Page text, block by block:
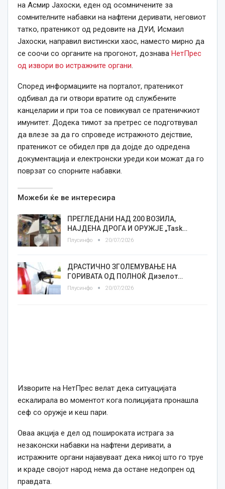
на Асмир Јахоски, еден од осомничените за
сомнителните набавки на нафтени деривати, неговиот
татко, пратеникот од редовите на ДУИ, Исмаил
Јахоски, направил вистински хаос, наместо мирнo да
се соочи со органите на прогонот, дознава НетПрес
од извори во истражните органи.
Според информациите на порталот, пратеникот
одбивал да ги отвори вратите од службените
канцеларии и при тоа се повикувал се пратеничкиот
имунитет. Додека тимот за претрес се подготвувал
да влезе за да го спроведе истражното дејствие,
пратеникот се обидел прв да дојде до одредена
документација и електронски уреди кои можат да го
поврзат со спорните набавки.
Можеби ќе ве интересира
ПРЕГЛЕДАНИ НАД 200 ВОЗИЛА,
НАЈДЕНА ДРОГА И ОРУЖЈЕ „Task…
Плусинфо 20/07/2026
ДРАСТИЧНО ЗГОЛЕМУВАЊЕ НА
ГОРИВАТА ОД ПОЛНОЌ Дизелот…
Плусинфо 20/07/2026
Изворите на НетПрес велат дека ситуацијата
ескалирала во моментот кога полицијата пронашла
сеф со оружје и кеш пари.
Оваа акција е дел од пошироката истрага за
незаконски набавки на нафтени деривати, а
истражните органи најавуваат дека никој што го труе
и краде својот народ нема да остане недопрен од
правдата.